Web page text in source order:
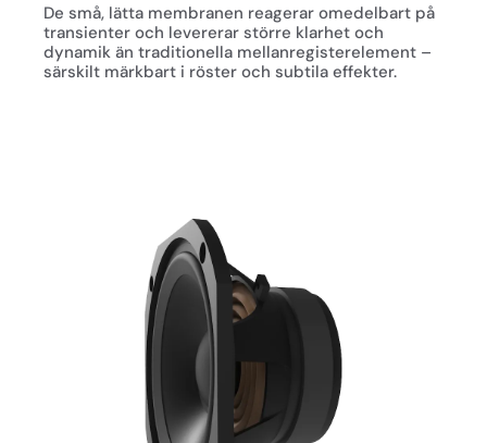
De små, lätta membranen reagerar omedelbart på
transienter och levererar större klarhet och
dynamik än traditionella mellanregisterelement –
särskilt märkbart i röster och subtila effekter.